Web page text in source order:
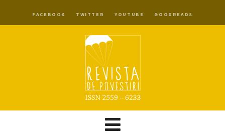
FACEBOOK TWITTER YOUTUBE GOODREADS